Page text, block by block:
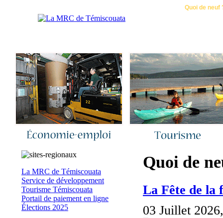
Quoi de neuf
La MRC de Témiscouata
Service de développement
Tourisme Témiscouata
Portail de paiement en ligne
Élections 2025
Quoi de
La Fête de la
03 Juillet